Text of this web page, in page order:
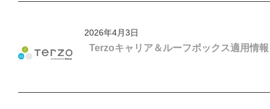
2026年4月3日
Terzoキャリア＆ルーフボックス適用情